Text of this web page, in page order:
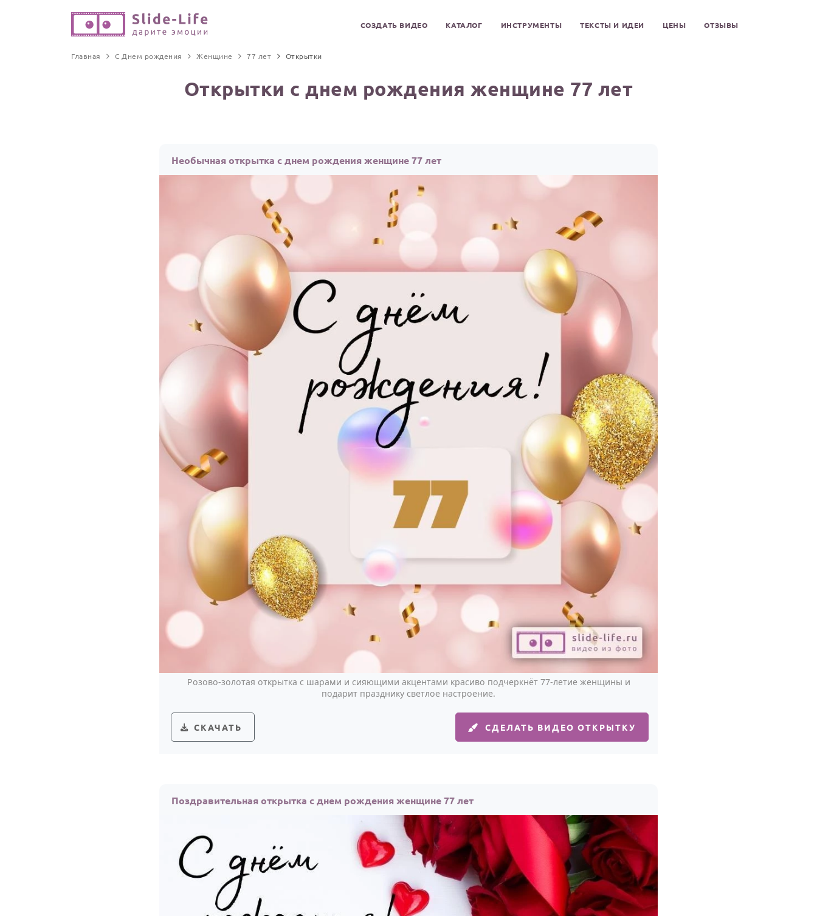
СОЗДАТЬ ВИДЕО КАТАЛОГ ИНСТРУМЕНТЫ ТЕКСТЫ И ИДЕИ ЦЕНЫ ОТЗЫВЫ
Главная С Днем рождения Женщине 77 лет Открытки
Открытки с днем рождения женщине 77 лет
Необычная открытка с днем рождения женщине 77 лет
Розово-золотая открытка с шарами и сияющими акцентами красиво подчеркнёт 77-летие женщины и
подарит празднику светлое настроение.
СКАЧАТЬ СДЕЛАТЬ ВИДЕО ОТКРЫТКУ
Поздравительная открытка с днем рождения женщине 77 лет